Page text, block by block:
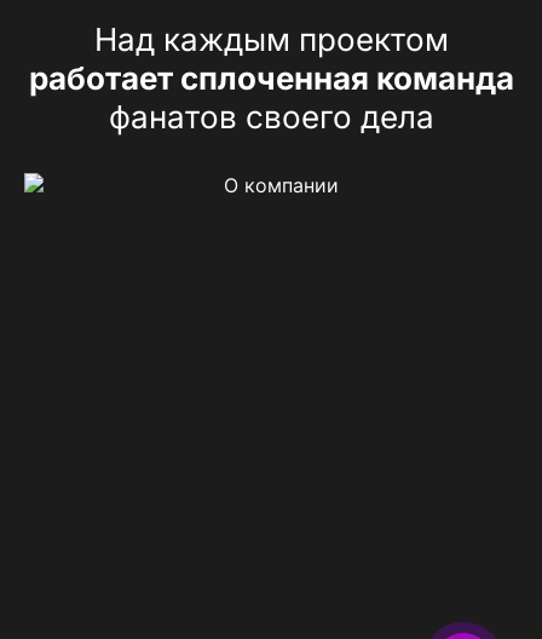
Над каждым проектом
работает сплоченная команда
фанатов своего дела